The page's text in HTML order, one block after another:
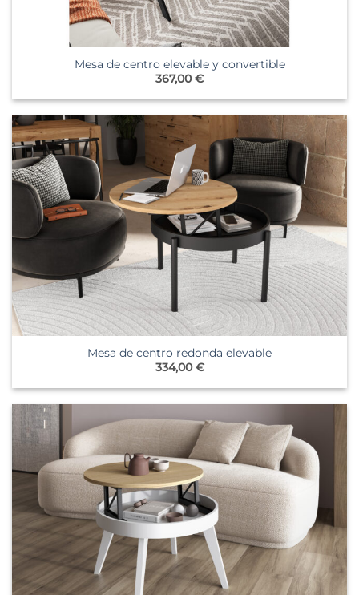
Mesa de centro elevable y convertible
367,00€
Mesa de centro redonda elevable
334,00€